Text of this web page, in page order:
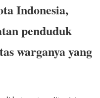
Indonesia,
penduduk
warganya yang